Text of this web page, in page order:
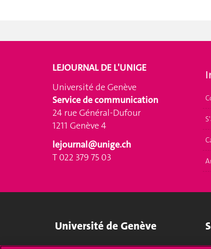
LEJOURNAL DE L'UNIGE
Université de Genève
Service de communication
24 rue Général-Dufour
1211 Genève 4
lejournal@unige.ch
T 022 379 75 03
Université de Genève